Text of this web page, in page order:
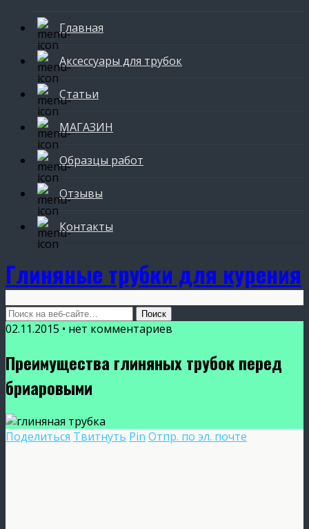
Главная
Аксессуары для трубок
Статьи
МАГАЗИН
Образцы работ
Отзывы
Контакты
Глиняные трубки для курения
02.11.2015 • нет комментариев
Преимущества глиняных трубок перед
бриаровыми
Поделиться Твитнуть Pin Отпр. по эл. почте